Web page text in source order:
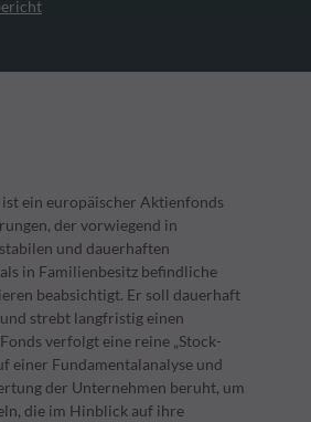
ein europäischer Aktienfonds
der vorwiegend in
und dauerhaften
in Familienbesitz befindliche
beabsichtigt. Er soll dauerhaft
strebt langfristig einen
verfolgt eine reine „Stock-
einer Fundamentalanalyse und
der Unternehmen beruht, um
die im Hinblick auf ihre